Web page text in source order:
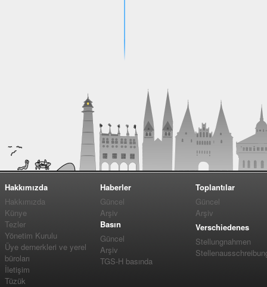
Hakkımızda
Hakkımızda
Künye
Tezler
Yönetim Kurulu
Üye dernerkleri ve yerel
büroları
İletişim
Tüzük
Haberler
Güncel
Arşiv
Basın
Güncel
Arşiv
TGS-H basında
Toplantılar
Güncel
Arşiv
Verschiedenes
Stellungnahmen